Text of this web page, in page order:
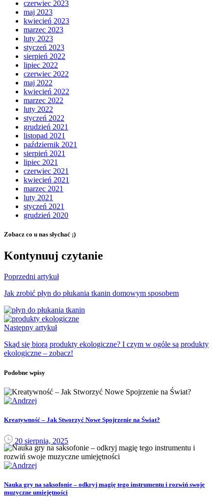
czerwiec 2023
maj 2023
kwiecień 2023
marzec 2023
luty 2023
styczeń 2023
sierpień 2022
lipiec 2022
czerwiec 2022
maj 2022
kwiecień 2022
marzec 2022
luty 2022
styczeń 2022
grudzień 2021
listopad 2021
październik 2021
sierpień 2021
lipiec 2021
czerwiec 2021
kwiecień 2021
marzec 2021
luty 2021
styczeń 2021
grudzień 2020
Zobacz co u nas słychać ;)
Kontynuuj czytanie
Poprzedni artykuł
Jak zrobić płyn do płukania tkanin domowym sposobem
Następny artykuł
Skąd się biorą produkty ekologiczne? I czym w ogóle są produkty
ekologiczne – zobacz!
Podobne wpisy
Kreatywność – Jak Stworzyć Nowe Spojrzenie na Świat?
20 sierpnia, 2025
Nauka gry na saksofonie – odkryj magię tego instrumentu i rozwiń swoje
muzyczne umiejętności